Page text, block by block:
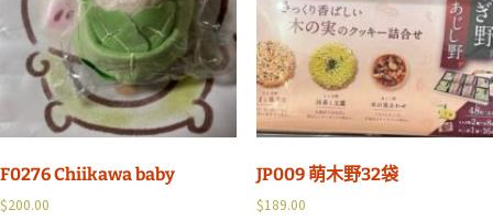
F0276 Chiikawa baby
$200.00
JP009 萌木野32袋
$189.00